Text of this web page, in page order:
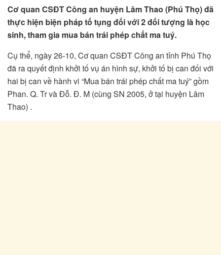
Cơ quan CSĐT Công an huyện Lâm Thao (Phú Thọ) đã
thực hiện biện pháp tố tụng đối với 2 đối tượng là học
sinh, tham gia mua bán trái phép chất ma tuý.
Cụ thể, ngày 26-10, Cơ quan CSĐT Công an tỉnh Phú Thọ
đã ra quyết định khởi tố vụ án hình sự, khởi tố bị can đối với
hai bị can về hành vi “Mua bán trái phép chất ma tuý” gồm
Phan. Q. Tr và Đỗ. Đ. M (cùng SN 2005, ở tại huyện Lâm
Thao) .